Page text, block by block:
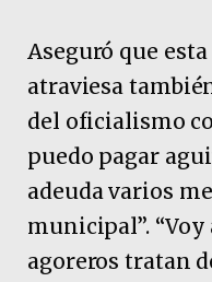
Aseguró que
atraviesa
del oficialismo
puedo pagar
adeuda varios
municipal”.
agoreros tratan